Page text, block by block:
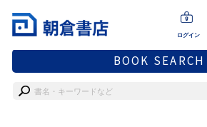
ログイン
BOOK SEARCH